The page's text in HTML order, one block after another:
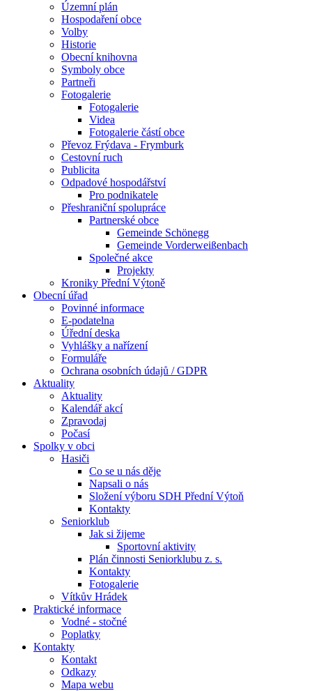
Územní plán
Hospodaření obce
Volby
Historie
Obecní knihovna
Symboly obce
Partneři
Fotogalerie
Fotogalerie
Videa
Fotogalerie částí obce
Převoz Frýdava - Frymburk
Cestovní ruch
Publicita
Odpadové hospodářství
Pro podnikatele
Přeshraniční spolupráce
Partnerské obce
Gemeinde Schönegg
Gemeinde Vorderweißenbach
Společné akce
Projekty
Kroniky Přední Výtoně
Obecní úřad
Povinné informace
E-podatelna
Úřední deska
Vyhlášky a nařízení
Formuláře
Ochrana osobních údajů / GDPR
Aktuality
Aktuality
Kalendář akcí
Zpravodaj
Počasí
Spolky v obci
Hasiči
Co se u nás děje
Napsali o nás
Složení výboru SDH Přední Výtoň
Kontakty
Seniorklub
Jak si žijeme
Sportovní aktivity
Plán činnosti Seniorklubu z. s.
Kontakty
Fotogalerie
Vítkův Hrádek
Praktické informace
Vodné - stočné
Poplatky
Kontakty
Kontakt
Odkazy
Mapa webu